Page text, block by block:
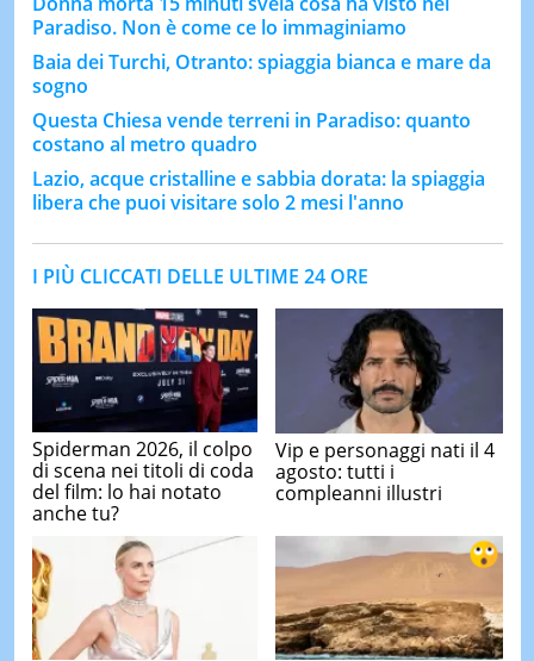
Paradiso. Non è come ce lo immaginiamo
Baia dei Turchi, Otranto: spiaggia bianca e mare da
sogno
Questa Chiesa vende terreni in Paradiso: quanto
costano al metro quadro
Lazio, acque cristalline e sabbia dorata: la spiaggia
libera che puoi visitare solo 2 mesi l'anno
I PIÙ CLICCATI DELLE ULTIME 24 ORE
Spiderman 2026, il colpo
di scena nei titoli di coda
del film: lo hai notato
anche tu?
Vip e personaggi nati il 4
agosto: tutti i
compleanni illustri